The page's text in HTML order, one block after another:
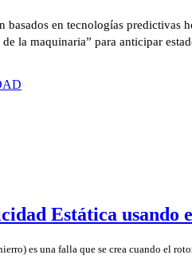
basados en tecnologías predictivas
la maquinaria” para anticipar
Estática usando
es una falla que se crea cuando el